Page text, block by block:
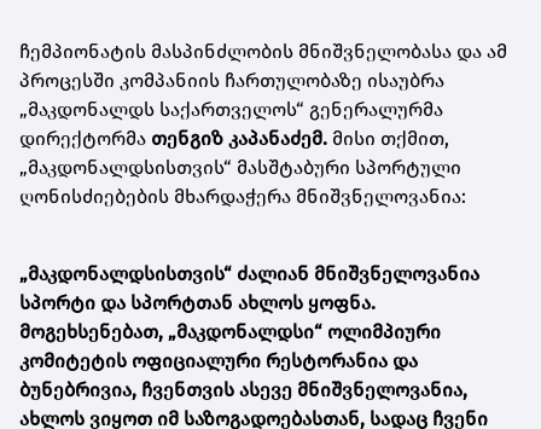
ჩემპიონატის მასპინძლობის მნიშვნელობასა და ამ
პროცესში კომპანიის ჩართულობაზე ისაუბრა
„მაკდონალდს საქართველოს“ გენერალურმა
დირექტორმა თენგიზ კაპანაძემ. მისი თქმით,
„მაკდონალდსისთვის“ მასშტაბური სპორტული
ღონისძიებების მხარდაჭერა მნიშვნელოვანია:
„მაკდონალდსისთვის“ ძალიან მნიშვნელოვანია
სპორტი და სპორტთან ახლოს ყოფნა.
მოგეხსენებათ, „მაკდონალდსი“ ოლიმპიური
კომიტეტის ოფიციალური რესტორანია და
ბუნებრივია, ჩვენთვის ასევე მნიშვნელოვანია,
ახლოს ვიყოთ იმ საზოგადოებასთან, სადაც ჩვენი